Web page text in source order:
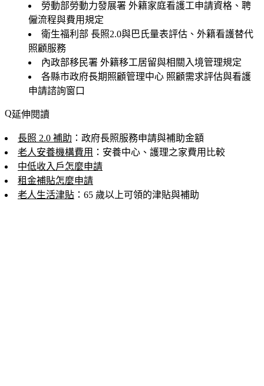
勞動部勞動力發展署 外籍家庭看護工申請資格、聘
僱流程與費用規定
衛生福利部 長照2.0與巴氏量表評估、外籍看護替代
照顧服務
內政部移民署 外籍移工居留與相關入境管理規定
各縣市政府長期照顧管理中心 照顧需求評估與看護
申請諮詢窗口
延伸閱讀
長照 2.0 補助 ：政府長照服務申請與補助金額
老人安養機構費用 ：安養中心、護理之家費用比較
中低收入戶怎麼申請
租金補貼怎麼申請
老人生活津貼 ：65 歲以上可領的津貼與補助